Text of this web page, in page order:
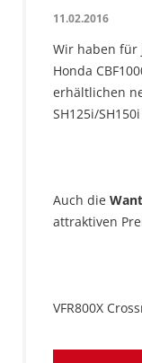
11.02.2016
Wir haben für
Honda
erhältlichen
SH125i/
Auch die
attraktiven
VFR800X